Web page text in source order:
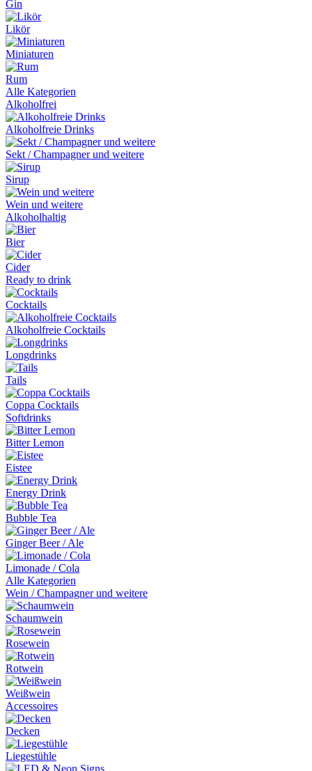
Gin
Likör
Miniaturen
Rum
Alle Kategorien
Alkoholfrei
Alkoholfreie Drinks
Sekt / Champagner und weitere
Sirup
Wein und weitere
Alkoholhaltig
Bier
Cider
Ready to drink
Cocktails
Alkoholfreie Cocktails
Longdrinks
Tails
Coppa Cocktails
Softdrinks
Bitter Lemon
Eistee
Energy Drink
Bubble Tea
Ginger Beer / Ale
Limonade / Cola
Alle Kategorien
Wein / Champagner und weitere
Schaumwein
Rosewein
Rotwein
Weißwein
Accessoires
Decken
Liegestühle